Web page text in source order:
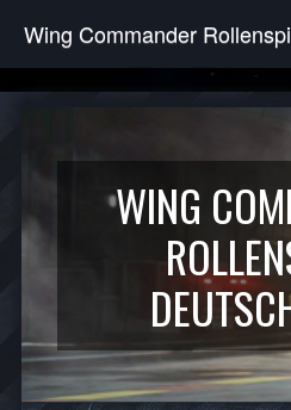
Wing Commander
WING